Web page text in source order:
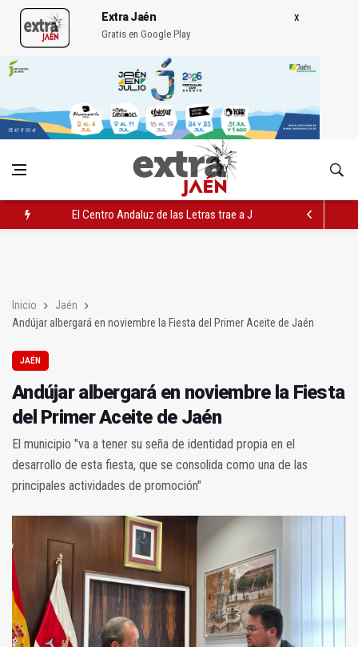
Extra Jaén
Gratis en Google Play
El Centro Andaluz de las Letras trae a Jaén al filósofo Omar
Inicio
Jaén
Andújar albergará en noviembre la Fiesta del Primer Aceite de Jaén
JAÉN
Andújar albergará en noviembre la Fiesta
del Primer Aceite de Jaén
El municipio "va a tener su seña de identidad propia en el
desarrollo de esta fiesta, que se consolida como una de las
principales actividades de promoción"